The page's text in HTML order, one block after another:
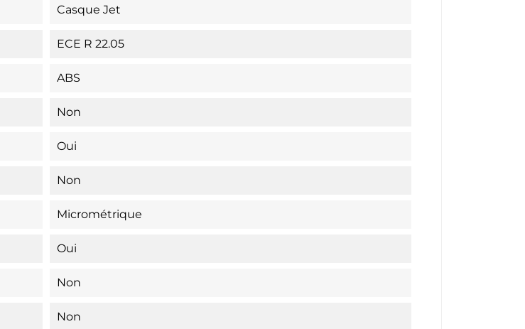
Casque Jet
ECE R 22.05
ABS
Non
Oui
Non
Micrométrique
Oui
Non
Non